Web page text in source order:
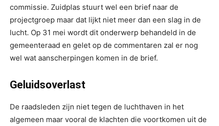
commissie. Zuidplas stuurt wel een brief naar de
projectgroep maar dat lijkt niet meer dan een slag in de
lucht. Op 31 mei wordt dit onderwerp behandeld in de
gemeenteraad en gelet op de commentaren zal er nog
wel wat aanscherpingen komen in de brief.
Geluidsoverlast
De raadsleden zijn niet tegen de luchthaven in het
algemeen maar vooral de klachten die voortkomen uit de